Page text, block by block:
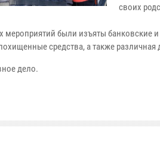
своих
мероприятий были изъяты банковские
средства, а также различная
дело.